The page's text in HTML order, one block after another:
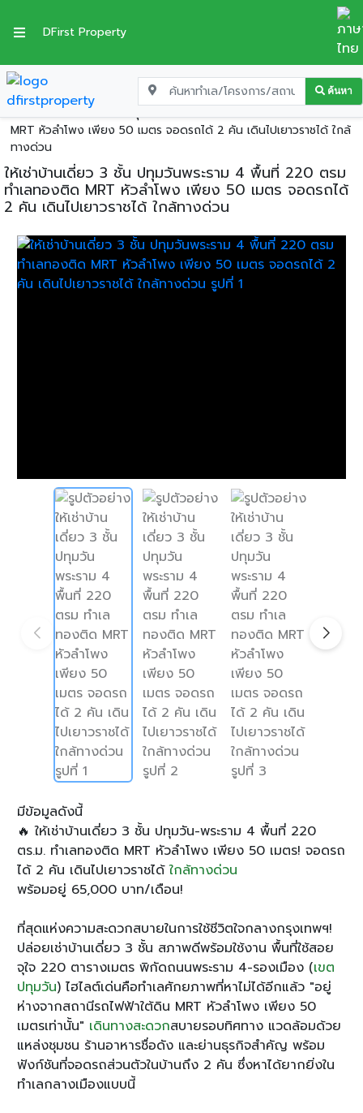
DFirst Property
ค้นหา
หน้าแรก บ้านเดี่ยวให้เช่า กรุงเทพมหานคร
เขตปทุมวัน
ให้เช่าบ้านเดี่ยว 3 ชั้น ปทุมวันพระราม 4 พื้นที่ 220 ตรม ทำเลทองติด
MRT หัวลำโพง เพียง 50 เมตร จอดรถได้ 2 คัน เดินไปเยาวราชได้ ใกล้
ทางด่วน
ให้เช่าบ้านเดี่ยว 3 ชั้น ปทุมวันพระราม 4 พื้นที่ 220 ตรม
ทำเลทองติด MRT หัวลำโพง เพียง 50 เมตร จอดรถได้
2 คัน เดินไปเยาวราชได้ ใกล้ทางด่วน
มีข้อมูลดังนี้
🔥 ให้เช่าบ้านเดี่ยว 3 ชั้น ปทุมวัน-พระราม 4 พื้นที่ 220
ตร.ม. ทำเลทองติด MRT หัวลำโพง เพียง 50 เมตร! จอดรถ
ได้ 2 คัน เดินไปเยาวราชได้ใกล้ทางด่วน
พร้อมอยู่ 65,000 บาท/เดือน!
ที่สุดแห่งความสะดวกสบายในการใช้ชีวิตใจกลางกรุงเทพฯ!
ปล่อยเช่าบ้านเดี่ยว 3 ชั้น สภาพดีพร้อมใช้งาน พื้นที่ใช้สอย
จุใจ 220 ตารางเมตร พิกัดถนนพระราม 4-รองเมือง (เขต
ปทุมวัน) ไฮไลต์เด่นคือทำเลศักยภาพที่หาไม่ได้อีกแล้ว "อยู่
ห่างจากสถานีรถไฟฟ้าใต้ดิน MRT หัวลำโพง เพียง 50
เมตรเท่านั้น" เดินทางสะดวกสบายรอบทิศทาง แวดล้อมด้วย
แหล่งชุมชน ร้านอาหารชื่อดัง และย่านธุรกิจสำคัญ พร้อม
ฟังก์ชันที่จอดรถส่วนตัวในบ้านถึง 2 คัน ซึ่งหาได้ยากยิ่งใน
ทำเลกลางเมืองแบบนี้